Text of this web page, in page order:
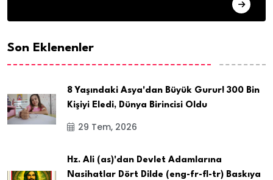
Son Eklenenler
8 Yaşındaki Asya'dan Büyük Gurur! 300 Bin
Kişiyi Eledi, Dünya Birincisi Oldu
29 Tem, 2026
Hz. Ali (as)'dan Devlet Adamlarına
Nasihatlar Dört Dilde (eng-fr-fl-tr) Baskıya